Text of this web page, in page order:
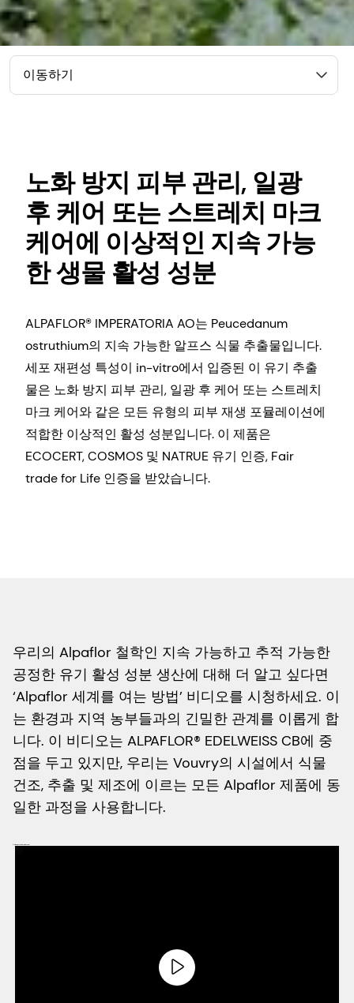
이동하기
노화 방지 피부 관리, 일광
후 케어 또는 스트레치 마크
케어에 이상적인 지속 가능
한 생물 활성 성분
ALPAFLOR® IMPERATORIA AO는 Peucedanum
ostruthium의 지속 가능한 알프스 식물 추출물입니다.
세포 재편성 특성이 in-vitro에서 입증된 이 유기 추출
물은 노화 방지 피부 관리, 일광 후 케어 또는 스트레치
마크 케어와 같은 모든 유형의 피부 재생 포뮬레이션에
적합한 이상적인 활성 성분입니다. 이 제품은
ECOCERT, COSMOS 및 NATRUE 유기 인증, Fair
trade for Life 인증을 받았습니다.
우리의 Alpaflor 철학인 지속 가능하고 추적 가능한
공정한 유기 활성 성분 생산에 대해 더 알고 싶다면
‘Alpaflor 세계를 여는 방법’ 비디오를 시청하세요. 이
는 환경과 지역 농부들과의 긴밀한 관계를 이롭게 합
니다. 이 비디오는 ALPAFLOR® EDELWEISS CB에 중
점을 두고 있지만, 우리는 Vouvry의 시설에서 식물
건조, 추출 및 제조에 이르는 모든 Alpaflor 제품에 동
일한 과정을 사용합니다.